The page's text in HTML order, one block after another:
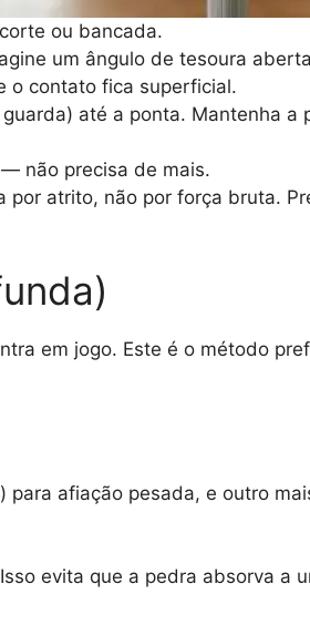
ou bancada.
um ângulo de tesoura
o contato fica superficial.
até a ponta. Mantenha a
não precisa de mais.
atrito, não por força bruta.
em jogo. Este é o método
afiação pesada, e outro
evita que a pedra absorva a